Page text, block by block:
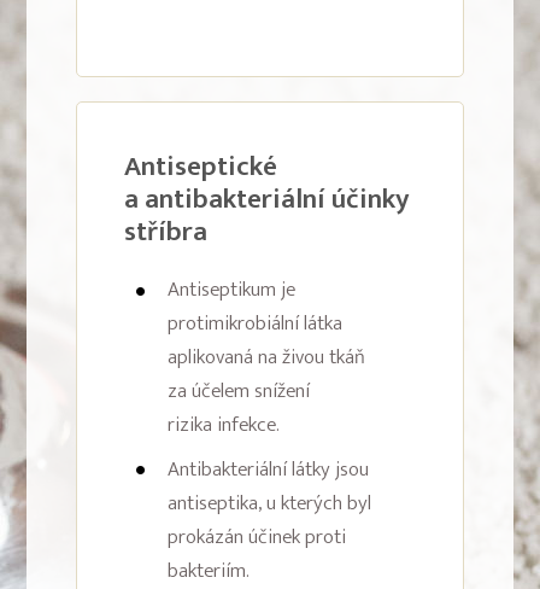
Antiseptické
a antibakteriální účinky
stříbra
Antiseptikum je
protimikrobiální látka
aplikovaná na živou tkáň
za účelem snížení
rizika infekce.
Antibakteriální látky jsou
antiseptika, u kterých byl
prokázán účinek proti
bakteriím.